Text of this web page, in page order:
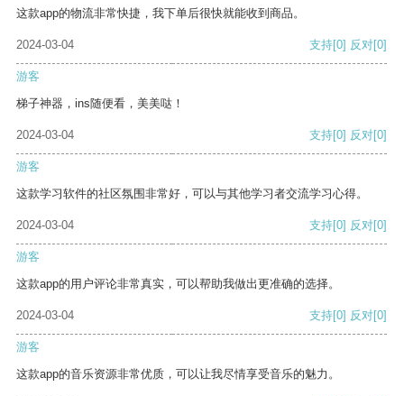
这款app的物流非常快捷，我下单后很快就能收到商品。
2024-03-04 支持[0] 反对[0]
游客
梯子神器，ins随便看，美美哒！
2024-03-04 支持[0] 反对[0]
游客
这款学习软件的社区氛围非常好，可以与其他学习者交流学习心得。
2024-03-04 支持[0] 反对[0]
游客
这款app的用户评论非常真实，可以帮助我做出更准确的选择。
2024-03-04 支持[0] 反对[0]
游客
这款app的音乐资源非常优质，可以让我尽情享受音乐的魅力。